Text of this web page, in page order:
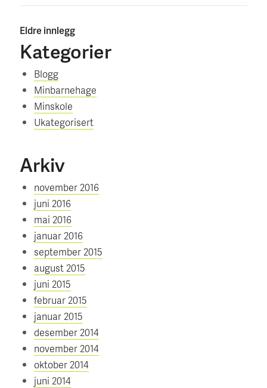
Eldre innlegg
Kategorier
Blogg
Minbarnehage
Minskole
Ukategorisert
Arkiv
november 2016
juni 2016
mai 2016
januar 2016
september 2015
august 2015
juni 2015
februar 2015
januar 2015
desember 2014
november 2014
oktober 2014
juni 2014